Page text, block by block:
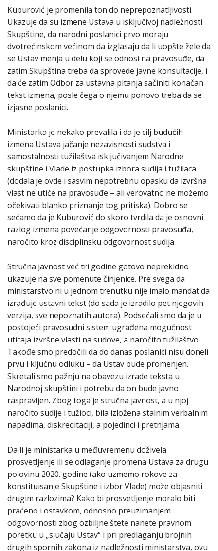
Kuburović je promenila ton do neprepoznatljivosti.
Ukazuje da su izmene Ustava u isključivoj nadležnosti
Skupštine, da narodni poslanici prvo moraju
dvotrećinskom većinom da izglasaju da li uopšte žele da
se Ustav menja u delu koji se odnosi na pravosuđe, da
zatim Skupština treba da sprovede javne konsultacije, i
da će zatim Odbor za ustavna pitanja sačiniti konačan
tekst izmena, posle čega o njemu ponovo treba da se
izjasne poslanici.
Ministarka je nekako prevalila i da je cilj budućih
izmena Ustava jačanje nezavisnosti sudstva i
samostalnosti tužilaštva isključivanjem Narodne
skupštine i Vlade iz postupka izbora sudija i tužilaca
(dodala je ovde i sasvim nepotrebnu opasku da izvršna
vlast ne utiče na pravosuđe – ali verovatno ne možemo
očekivati blanko priznanje tog pritiska). Dobro se
sećamo da je Kuburović do skoro tvrdila da je osnovni
razlog izmena povećanje odgovornosti pravosuđa,
naročito kroz disciplinsku odgovornost sudija.
Stručna javnost već tri godine gotovo neprekidno
ukazuje na sve pomenute činjenice. Pre svega da
ministarstvo ni u jednom trenutku nije imalo mandat da
izrađuje ustavni tekst (do sada je izradilo pet njegovih
verzija, sve nepoznatih autora). Podsećali smo da je u
postojeći pravosudni sistem ugrađena mogućnost
uticaja izvršne vlasti na sudove, a naročito tužilaštvo.
Takođe smo predočili da do danas poslanici nisu doneli
prvu i ključnu odluku – da Ustav bude promenjen.
Skretali smo pažnju na obavezu izrade teksta u
Narodnoj skupštini i potrebu da on bude javno
raspravljen. Zbog toga je stručna javnost, a u njoj
naročito sudije i tužioci, bila izložena stalnim verbalnim
napadima, diskreditaciji, a pojedinci i pretnjama.
Da li je ministarka u međuvremenu doživela
prosvetljenje ili se odlaganje promena Ustava za drugu
polovinu 2020. godine (ako uzmemo rokove za
konstituisanje Skupštine i izbor Vlade) može objasniti
drugim razlozima? Kako bi prosvetljenje moralo biti
praćeno i ostavkom, odnosno preuzimanjem
odgovornosti zbog ozbiljne štete nanete pravnom
poretku u „slučaju Ustav“ i pri predlaganju brojnih
drugih spornih zakona iz nadležnosti ministarstva, ovu